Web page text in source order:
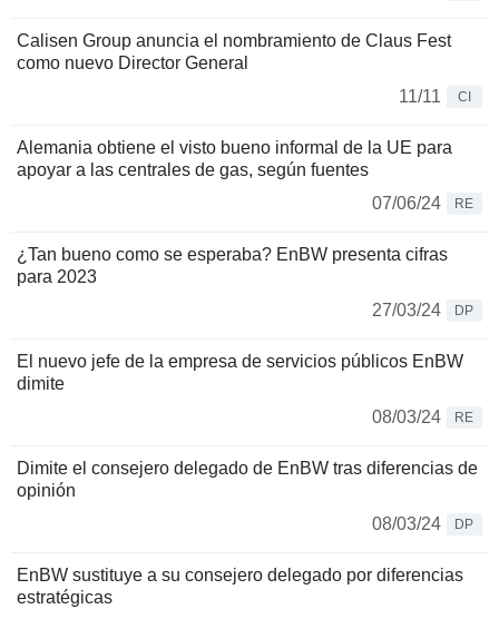
Calisen Group anuncia el nombramiento de Claus Fest
como nuevo Director General
11/11
CI
Alemania obtiene el visto bueno informal de la UE para
apoyar a las centrales de gas, según fuentes
07/06/24
RE
¿Tan bueno como se esperaba? EnBW presenta cifras
para 2023
27/03/24
DP
El nuevo jefe de la empresa de servicios públicos EnBW
dimite
08/03/24
RE
Dimite el consejero delegado de EnBW tras diferencias de
opinión
08/03/24
DP
EnBW sustituye a su consejero delegado por diferencias
estratégicas